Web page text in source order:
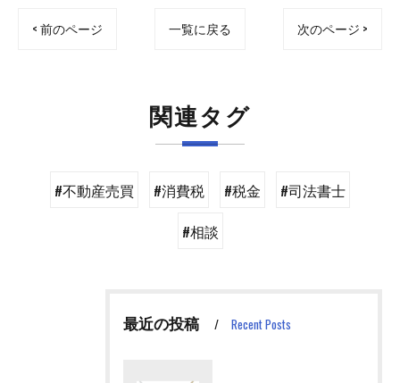
< 前のページ 一覧に戻る 次のページ >
関連タグ
#不動産売買 #消費税 #税金
#司法書士
#相談
最近の投稿 Recent Posts